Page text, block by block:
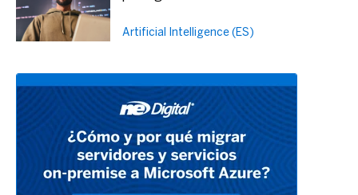
Artificial Intelligence (ES)